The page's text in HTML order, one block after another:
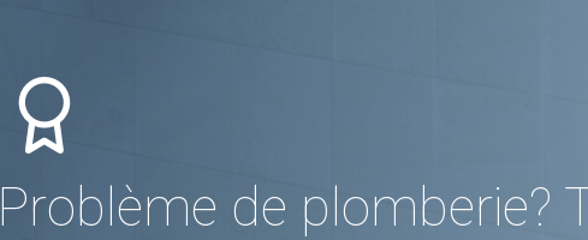
Problème de plomberie?